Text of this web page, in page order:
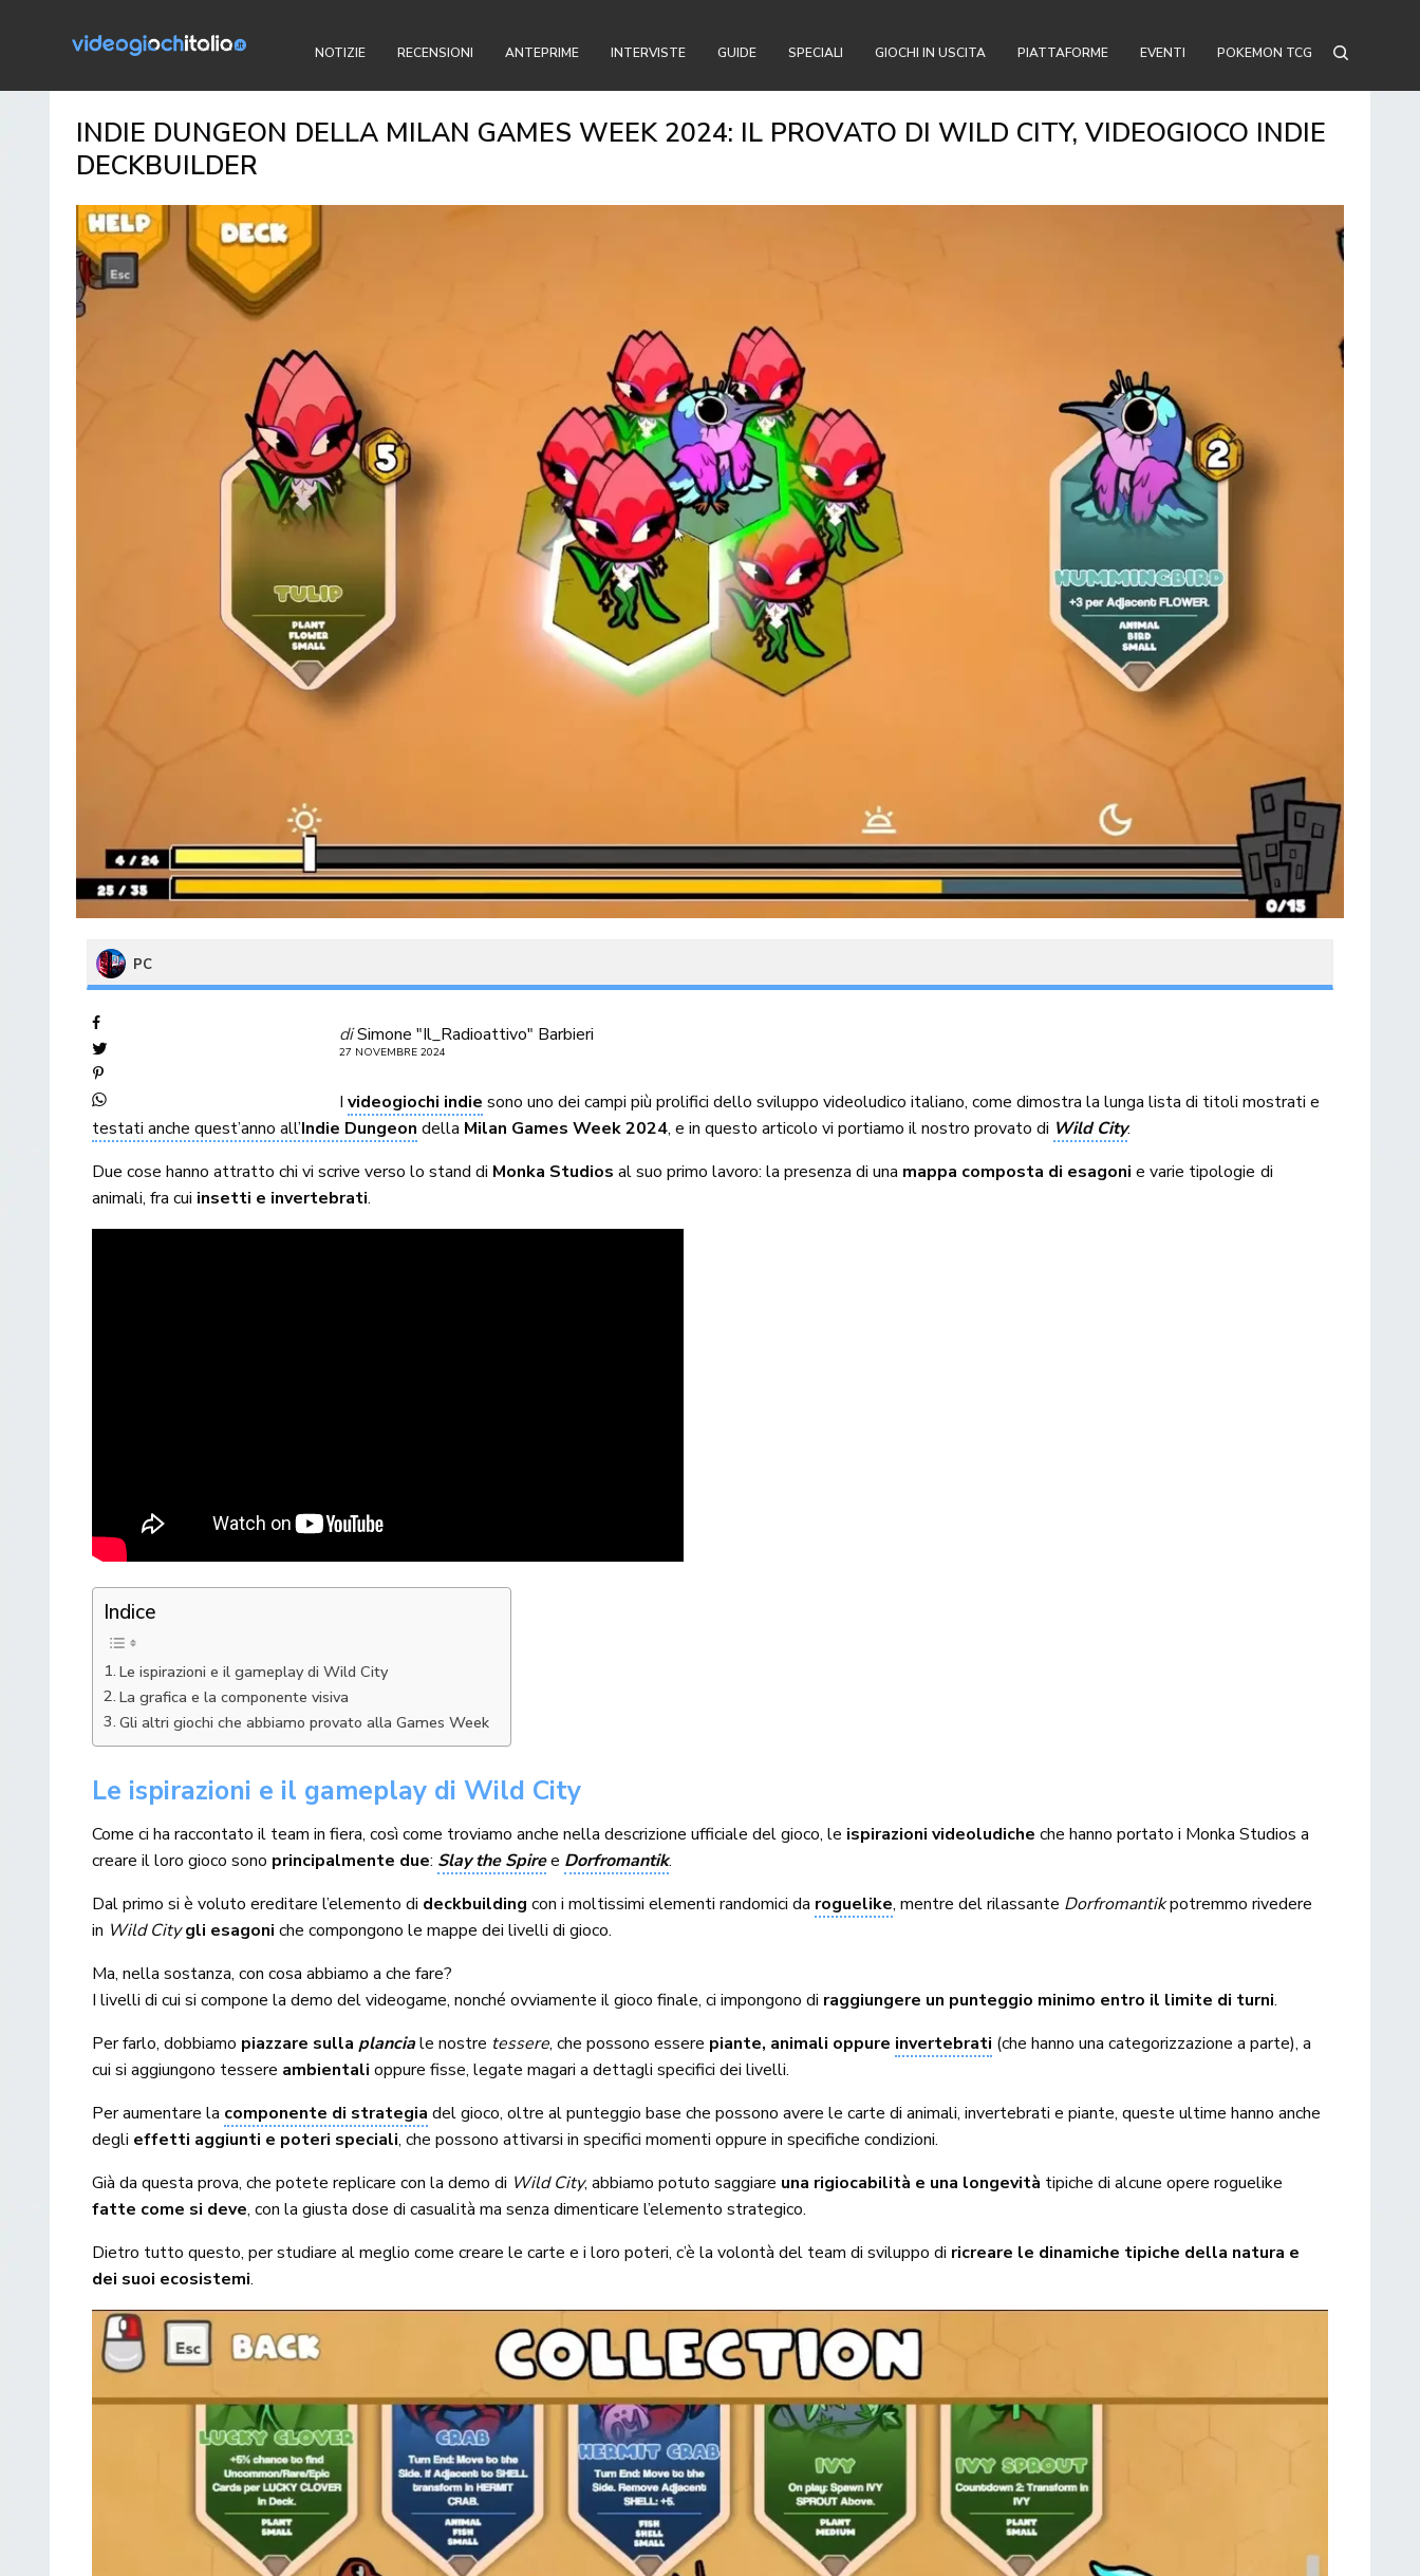
NOTIZIE RECENSIONI ANTEPRIME INTERVISTE GUIDE SPECIALI GIOCHI IN USCITA PIATTAFORME EVENTI POKEMON TCG
INDIE DUNGEON DELLA MILAN GAMES WEEK 2024: IL PROVATO DI WILD CITY, VIDEOGIOCO INDIE
DECKBUILDER
PC
diSimone "Il_Radioattivo" Barbieri
27 NOVEMBRE 2024
Ivideogiochi indie sono uno dei campi più prolifici dello sviluppo videoludico italiano, come dimostra la lunga lista di titoli mostrati e
testati anche quest’anno all’Indie Dungeon della Milan Games Week 2024, e in questo articolo vi portiamo il nostro provato di Wild City.
Due cose hanno attratto chi vi scrive verso lo stand di Monka Studios al suo primo lavoro: la presenza di una mappa composta di esagonie varie tipologie di
animali, fra cui insetti e invertebrati.
Indice
Le ispirazioni e il gameplay di Wild City
La grafica e la componente visiva
Gli altri giochi che abbiamo provato alla Games Week
Le ispirazioni e il gameplay di Wild City
Come ci ha raccontato il team in fiera, così come troviamo anche nella descrizione ufficiale del gioco, le ispirazioni videoludicheche hanno portato i Monka Studios a
creare il loro gioco sono principalmente due: Slay the Spiree Dorfromantik.
Dal primo si è voluto ereditare l’elemento di deckbuildingcon i moltissimi elementi randomici da roguelike, mentre del rilassante Dorfromantikpotremmo rivedere
in Wild Citygli esagoniche compongono le mappe dei livelli di gioco.
Ma, nella sostanza, con cosa abbiamo a che fare?
I livelli di cui si compone la demo del videogame, nonché ovviamente il gioco finale, ci impongono di raggiungere un punteggio minimo entro il limite di turni.
Per farlo, dobbiamo piazzare sulla planciale nostre tessere, che possono essere piante, animali oppure invertebrati (che hanno una categorizzazione a parte), a
cui si aggiungono tessere ambientali oppure fisse, legate magari a dettagli specifici dei livelli.
Per aumentare la componente di strategia del gioco, oltre al punteggio base che possono avere le carte di animali, invertebrati e piante, queste ultime hanno anche
degli effetti aggiunti e poteri speciali, che possono attivarsi in specifici momenti oppure in specifiche condizioni.
Già da questa prova, che potete replicare con la demo di Wild City, abbiamo potuto saggiare una rigiocabilità e una longevità tipiche di alcune opere roguelike
fatte come si deve, con la giusta dose di casualità ma senza dimenticare l’elemento strategico.
Dietro tutto questo, per studiare al meglio come creare le carte e i loro poteri, c’è la volontà del team di sviluppo di ricreare le dinamiche tipiche della natura e
dei suoi ecosistemi.